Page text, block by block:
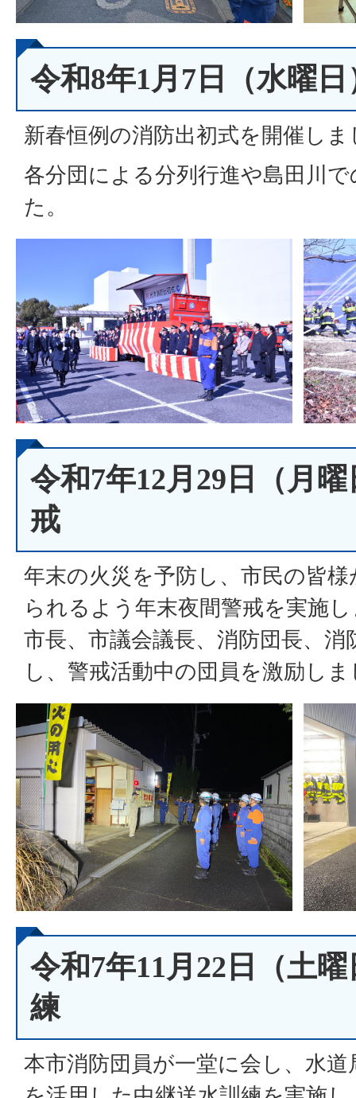
令和8年1月7日（水曜
新春恒例の消防出初式を開催しま
各分団による分列行進や島田川
た。
令和7年12月29日（月
戒
年末の火災を予防し、市民の皆
られるよう年末夜間警戒を実施
市長、市議会議長、消防団長、消
し、警戒活動中の団員を激励し
令和7年11月22日（土
練
本市消防団員が一堂に会し、水